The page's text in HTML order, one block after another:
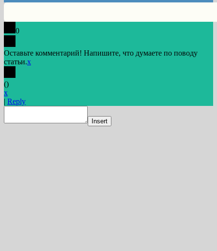
0
Оставьте комментарий! Напишите, что думаете по поводу
статьи.x
()
x
| Reply
Insert